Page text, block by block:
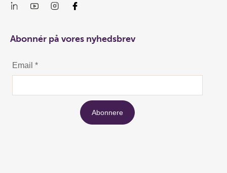
Abonnér på vores nyhedsbrev